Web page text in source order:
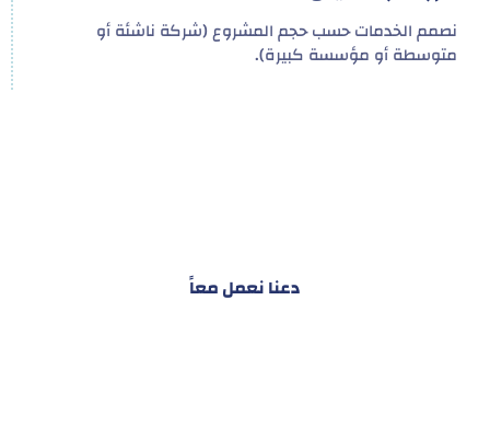
نصمم الخدمات حسب حجم المشروع (شركة ناشئة أو
متوسطة أو مؤسسة كبيرة).
دعنا نعمل معاً